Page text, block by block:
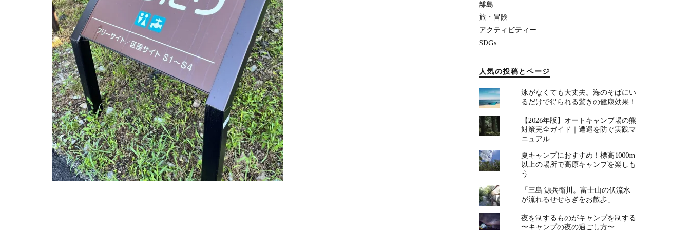
離島
旅・冒険
アクティビティー
SDGs
人気の投稿とページ
泳がなくても大丈夫。海のそばにい
るだけで得られる驚きの健康効果！
【2026年版】オートキャンプ場の熊
対策完全ガイド｜遭遇を防ぐ実践マ
ニュアル
夏キャンプにおすすめ！標高1000m
以上の場所で高原キャンプを楽しも
う
「三島 源兵衛川。富士山の伏流水
が流れるせせらぎをお散歩」
夜を制するものがキャンプを制する
〜キャンプの夜の過ごし方〜